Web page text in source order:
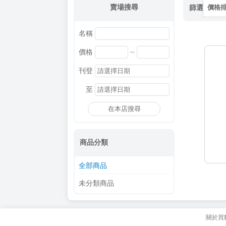
賣場搜尋
名稱
價格 ~
刊登
至
在本店搜尋
商品分類
全部商品
未分類商品
篩選 價格
關於買